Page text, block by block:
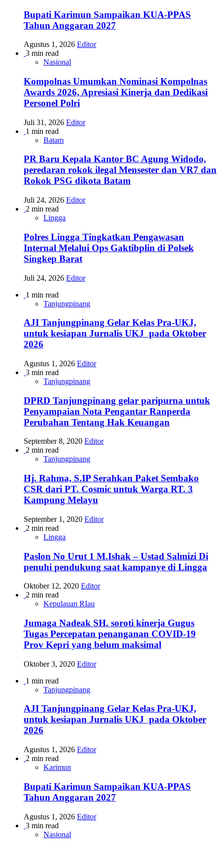
Bupati Karimun Sampaikan KUA-PPAS
Tahun Anggaran 2027
Agustus 1, 2026 Editor
3 min read
Nasional
Kompolnas Umumkan Nominasi Kompolnas
Awards 2026, Apresiasi Kinerja dan Dedikasi
Personel Polri
Juli 31, 2026 Editor
1 min read
Batam
PR Baru Kepala Kantor BC Agung Widodo,
peredaran rokok ilegal Mensester dan VR7 dan
Rokok PSG dikota Batam
Juli 24, 2026 Editor
2 min read
Lingga
Polres Lingga Tingkatkan Pengawasan
Internal Melalui Ops Gaktibplin di Polsek
Singkep Barat
Juli 24, 2026 Editor
1 min read
Tanjungpinang
AJI Tanjungpinang Gelar Kelas Pra-UKJ,
untuk kesiapan Jurnalis UKJ pada Oktober
2026
Agustus 1, 2026 Editor
3 min read
Tanjungpinang
DPRD Tanjungpinang gelar paripurna untuk
Penyampaian Nota Pengantar Ranperda
Perubahan Tentang Hak Keuangan
September 8, 2020 Editor
2 min read
Tanjungpinang
Hj. Rahma, S.IP Serahkan Paket Sembako
CSR dari PT. Cosmic untuk Warga RT. 3
Kampung Melayu
September 1, 2020 Editor
2 min read
Lingga
Paslon No Urut 1 M.Ishak – Ustad Salmizi Di
penuhi pendukung saat kampanye di Lingga
Oktober 12, 2020 Editor
2 min read
Kepulauan RIau
Jumaga Nadeak SH. soroti kinerja Gugus
Tugas Percepatan penanganan COVID-19
Prov Kepri yang belum maksimal
Oktober 3, 2020 Editor
1 min read
Tanjungpinang
AJI Tanjungpinang Gelar Kelas Pra-UKJ,
untuk kesiapan Jurnalis UKJ pada Oktober
2026
Agustus 1, 2026 Editor
2 min read
Karimun
Bupati Karimun Sampaikan KUA-PPAS
Tahun Anggaran 2027
Agustus 1, 2026 Editor
3 min read
Nasional